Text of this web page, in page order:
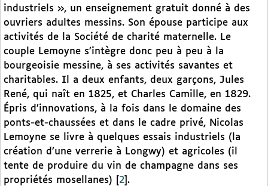
industriels », un enseignement gratuit donné à des
ouvriers adultes messins. Son épouse participe aux
activités de la Société de charité maternelle. Le
couple Lemoyne s’intègre donc peu à peu à la
bourgeoisie messine, à ses activités savantes et
charitables. Il a deux enfants, deux garçons, Jules
René, qui naît en 1825, et Charles Camille, en 1829.
Épris d’innovations, à la fois dans le domaine des
ponts-et-chaussées et dans le cadre privé, Nicolas
Lemoyne se livre à quelques essais industriels (la
création d’une verrerie à Longwy) et agricoles (il
tente de produire du vin de champagne dans ses
propriétés mosellanes)
2 .